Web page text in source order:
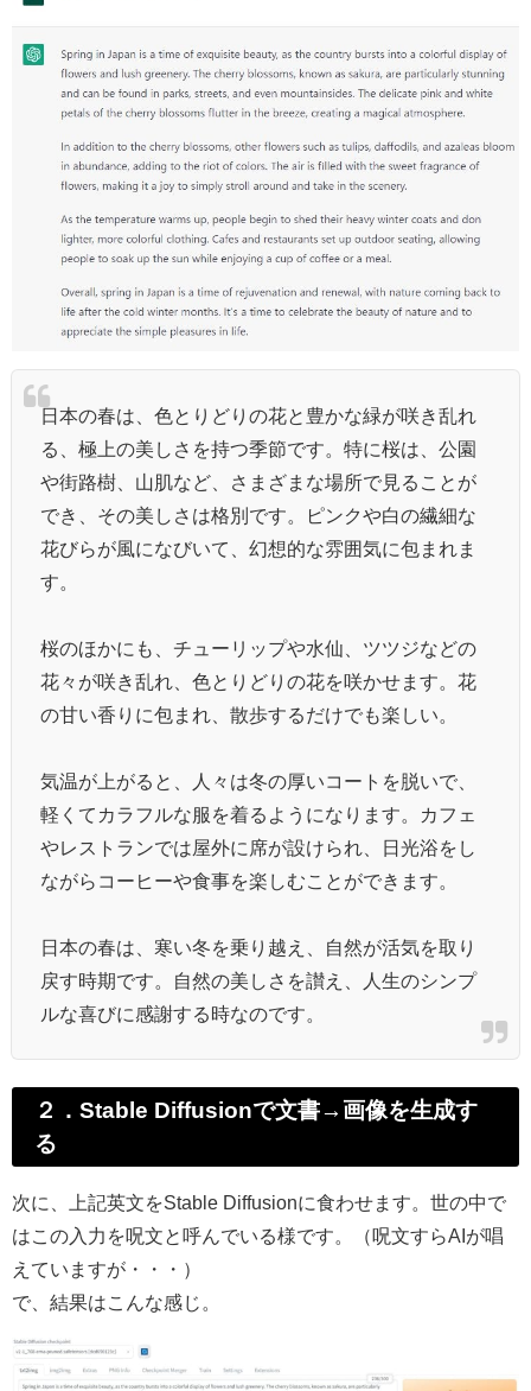
日本の春は、色とりどりの花と豊かな緑が咲き乱れ
る、極上の美しさを持つ季節です。特に桜は、公園
や街路樹、山肌など、さまざまな場所で見ることが
でき、その美しさは格別です。ピンクや白の繊細な
花びらが風になびいて、幻想的な雰囲気に包まれま
す。
桜のほかにも、チューリップや水仙、ツツジなどの
花々が咲き乱れ、色とりどりの花を咲かせます。花
の甘い香りに包まれ、散歩するだけでも楽しい。
気温が上がると、人々は冬の厚いコートを脱いで、
軽くてカラフルな服を着るようになります。カフェ
やレストランでは屋外に席が設けられ、日光浴をし
ながらコーヒーや食事を楽しむことができます。
日本の春は、寒い冬を乗り越え、自然が活気を取り
戻す時期です。自然の美しさを讃え、人生のシンプ
ルな喜びに感謝する時なのです。
２．Stable Diffusionで文書→画像を生成す
る
次に、上記英文をStable Diffusionに食わせます。世の中で
はこの入力を呪文と呼んでいる様です。（呪文すらAIが唱
えていますが・・・）
で、結果はこんな感じ。